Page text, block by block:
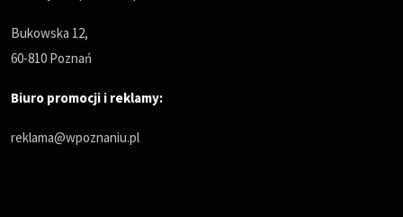
Bukowska 12,
60-810 Poznań
Biuro promocji i reklamy:
reklama@wpoznaniu.pl